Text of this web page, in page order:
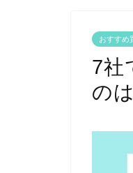
おすすめ
7社
の